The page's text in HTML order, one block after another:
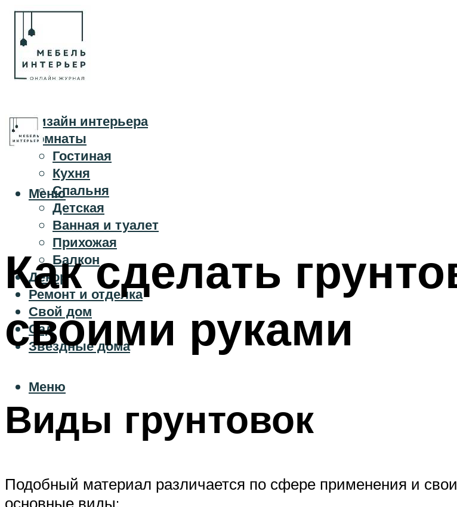
Дизайн интерьера
Комнаты
Гостиная
Кухня
Спальня
Детская
Ванная и туалет
Прихожая
Балкон
Декор
Ремонт и отделка
Свой дом
Сад
Звездные дома
Меню
Меню
Как сделать
своими руками
Виды грунтовок
Подобный материал различается по сфере применения и
основные виды: